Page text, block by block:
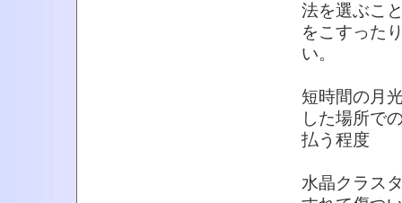
法を選ぶこ
をこすった
い。
短時間の月
した場所で
払う程度
水晶クラス